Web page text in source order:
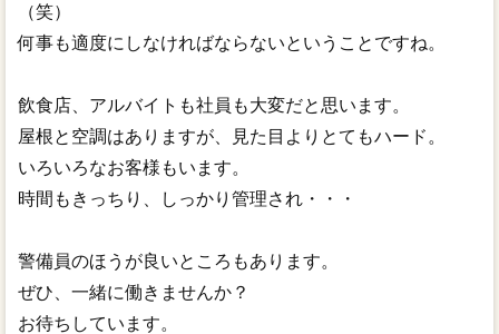
（笑）
何事も適度にしなければならないということですね。
飲食店、アルバイトも社員も大変だと思います。
屋根と空調はありますが、見た目よりとてもハード。
いろいろなお客様もいます。
時間もきっちり、しっかり管理され・・・
警備員のほうが良いところもあります。
ぜひ、一緒に働きませんか？
お待ちしています。